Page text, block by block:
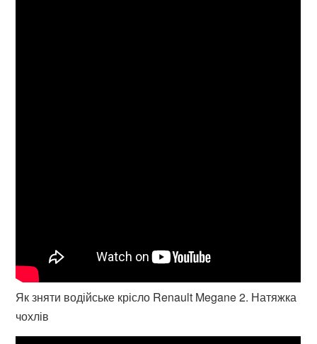
Як зняти водійське крісло Renault Megane 2. Натяжка
чохлів